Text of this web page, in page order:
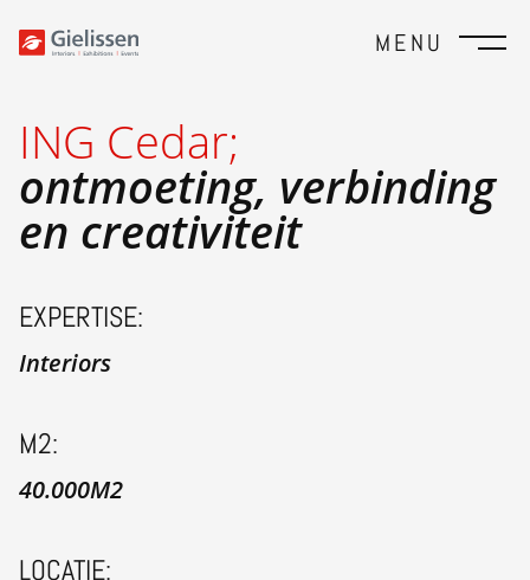
MENU
ING Cedar;
ontmoeting, verbinding
en creativiteit
EXPERTISE:
Interiors
M2:
40.000M2
LOCATIE: